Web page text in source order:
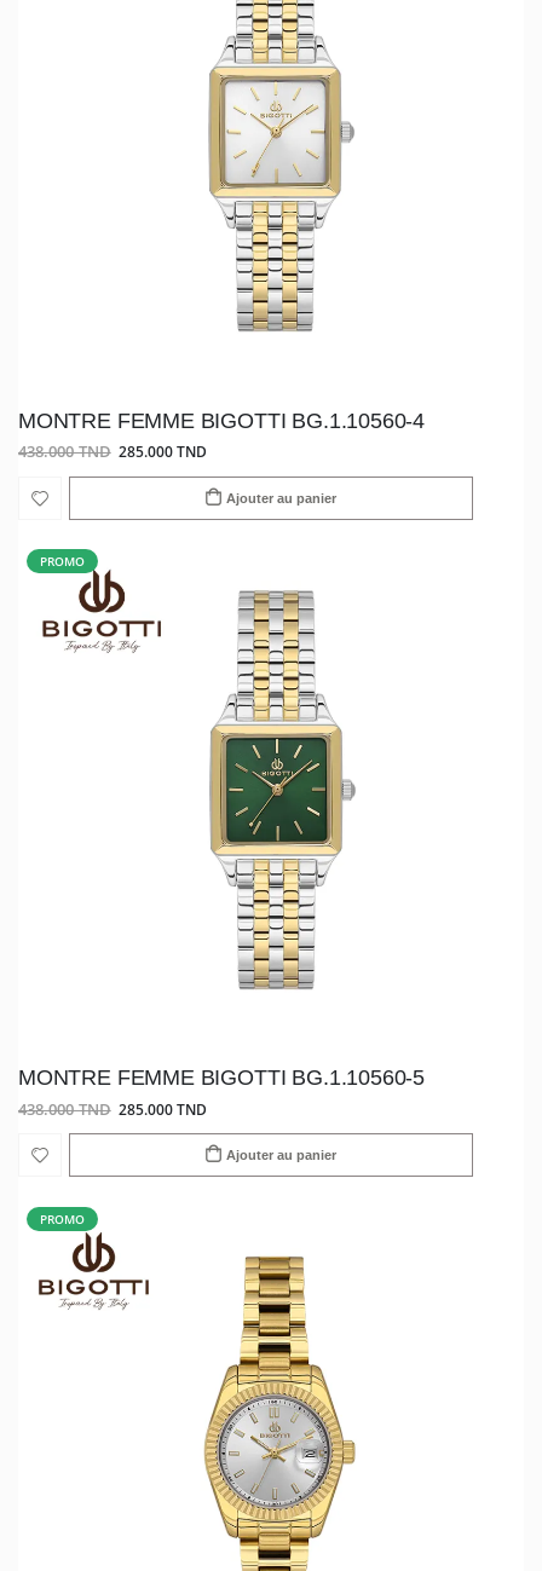
MONTRE FEMME BIGOTTI BG.1.10560-4
438.000 TND 285.000 TND
Ajouter au panier
PROMO
MONTRE FEMME BIGOTTI BG.1.10560-5
438.000 TND 285.000 TND
Ajouter au panier
PROMO